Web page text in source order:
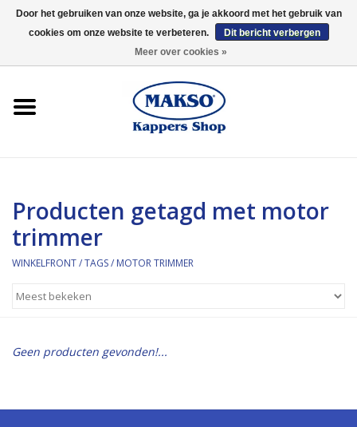
0 Artikelen - €0,00
Kaaral
360
Merken
Merken
Producten getagd met motor
trimmer
WINKELFRONT/TAGS/ MOTOR TRIMMER
Geen producten gevonden!...
Door het gebruiken van onze website, ga je akkoord met het gebruik van
cookies om onze website te verbeteren.
Dit bericht verbergen
Meer over cookies »